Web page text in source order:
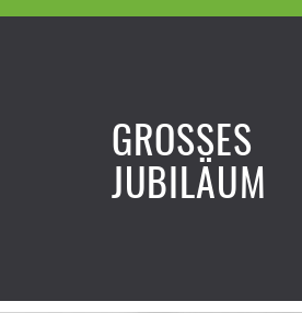
GROSSES
JUBILÄUM